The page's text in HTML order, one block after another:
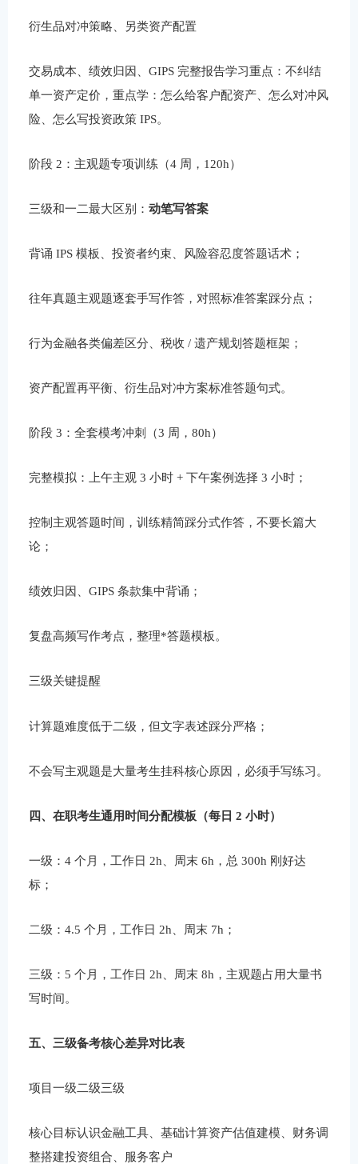
衍生品对冲策略、另类资产配置
交易成本、绩效归因、GIPS 完整报告学习重点：不纠结
单一资产定价，重点学：怎么给客户配资产、怎么对冲风
险、怎么写投资政策 IPS。
阶段 2：主观题专项训练（4 周，120h）
三级和一二最大区别：动笔写答案
背诵 IPS 模板、投资者约束、风险容忍度答题话术；
往年真题主观题逐套手写作答，对照标准答案踩分点；
行为金融各类偏差区分、税收 / 遗产规划答题框架；
资产配置再平衡、衍生品对冲方案标准答题句式。
阶段 3：全套模考冲刺（3 周，80h）
完整模拟：上午主观 3 小时 + 下午案例选择 3 小时；
控制主观答题时间，训练精简踩分式作答，不要长篇大
论；
绩效归因、GIPS 条款集中背诵；
复盘高频写作考点，整理*答题模板。
三级关键提醒
计算题难度低于二级，但文字表述踩分严格；
不会写主观题是大量考生挂科核心原因，必须手写练习。
四、在职考生通用时间分配模板（每日 2 小时）
一级：4 个月，工作日 2h、周末 6h，总 300h 刚好达
标；
二级：4.5 个月，工作日 2h、周末 7h；
三级：5 个月，工作日 2h、周末 8h，主观题占用大量书
写时间。
五、三级备考核心差异对比表
项目一级二级三级
核心目标认识金融工具、基础计算资产估值建模、财务调
整搭建投资组合、服务客户